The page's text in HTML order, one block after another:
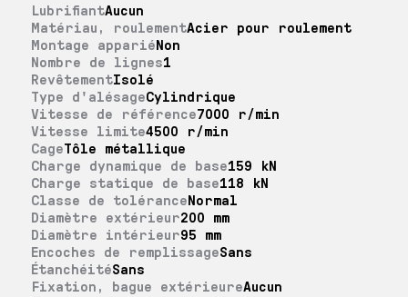
LubrifiantAucun
Matériau, roulementAcier pour roulement
Montage appariéNon
Nombre de lignes1
RevêtementIsolé
Type d'alésageCylindrique
Vitesse de référence7000 r/min
Vitesse limite4500 r/min
CageTôle métallique
Charge dynamique de base159 kN
Charge statique de base118 kN
Classe de toléranceNormal
Diamètre extérieur200 mm
Diamètre intérieur95 mm
Encoches de remplissageSans
ÉtanchéitéSans
Fixation, bague extérieureAucun